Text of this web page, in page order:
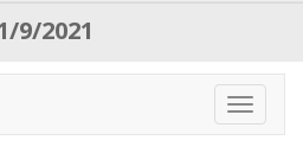
9/2021
Toggle